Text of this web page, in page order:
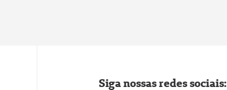
Siga nossas redes sociais: